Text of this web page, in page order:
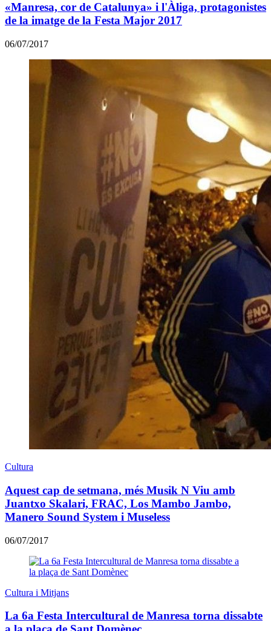
«Manresa, cor de Catalunya» i l'Àliga, protagonistes
de la imatge de la Festa Major 2017
06/07/2017
Cultura
Aquest cap de setmana, més Musik N Viu amb
Juantxo Skalari, FRAC, Los Mambo Jambo,
Manero Sound System i Museless
06/07/2017
Cultura i Mitjans
La 6a Festa Intercultural de Manresa torna dissabte